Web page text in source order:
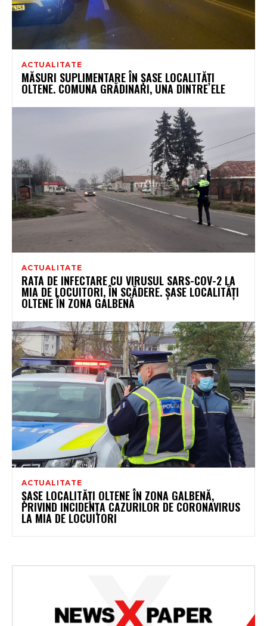
ACTUALITATE
MĂSURI SUPLIMENTARE ÎN ȘASE LOCALITĂȚI
OLTENE. COMUNA GRĂDINARI, UNA DINTRE ELE
ACTUALITATE
RATA DE INFECTARE CU VIRUSUL SARS-COV-2 LA
MIA DE LOCUITORI, ÎN SCĂDERE. ȘASE LOCALITĂȚI
OLTENE ÎN ZONA GALBENĂ
ACTUALITATE
ȘASE LOCALITĂȚI OLTENE ÎN ZONA GALBENĂ,
PRIVIND INCIDENȚA CAZURILOR DE CORONAVIRUS
LA MIA DE LOCUITORI